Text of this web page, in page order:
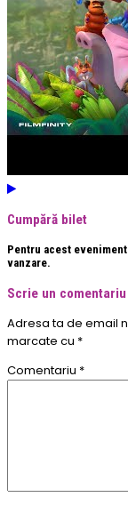
Cumpără bilet
Pentru acest
vanzare.
Scrie un comentariu
Adresa ta de email
marcate cu *
Comentariu *